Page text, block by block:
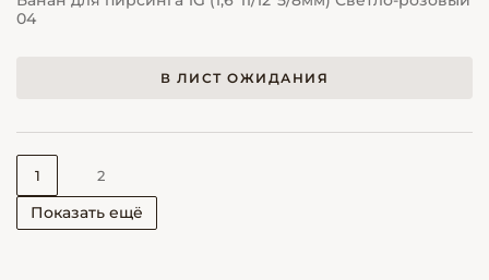
04
В ЛИСТ ОЖИДАНИЯ
Показать ещё
1 2